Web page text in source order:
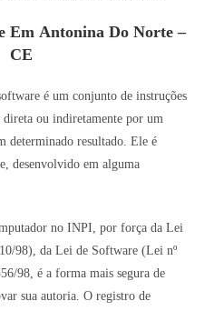
Em Antonina Do Norte –
CE
é um conjunto de instruções
direta ou indiretamente por um
determinado resultado. Ele é
desenvolvido em alguma
no INPI, por força da Lei
98), da Lei de Software (Lei nº
98, é a forma mais segura de
sua autoria. O registro de